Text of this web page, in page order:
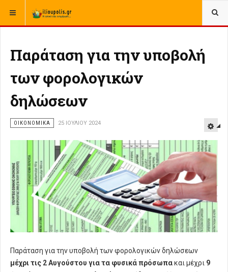
ΒΡΊΣΚΕΣΤΕ ΕΔΏ: ΑΡΧΙΚΉ
Παράταση για την υποβολή
των φορολογικών
δηλώσεων
ΟΙΚΟΝΟΜΙΚΑ 25 ΙΟΥΛΊΟΥ 2024
Παράταση για την υποβολή των φορολογικών δηλώσεων
μέχρι τις 2 Αυγούστου για τα φυσικά πρόσωπακαι μέχρι 9